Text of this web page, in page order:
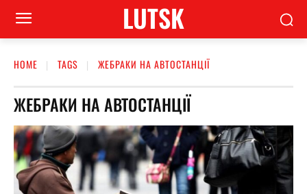
LUTSK
HOME TAGS ЖЕБРАКИ НА АВТОСТАНЦІЇ
ЖЕБРАКИ НА АВТОСТАНЦІЇ